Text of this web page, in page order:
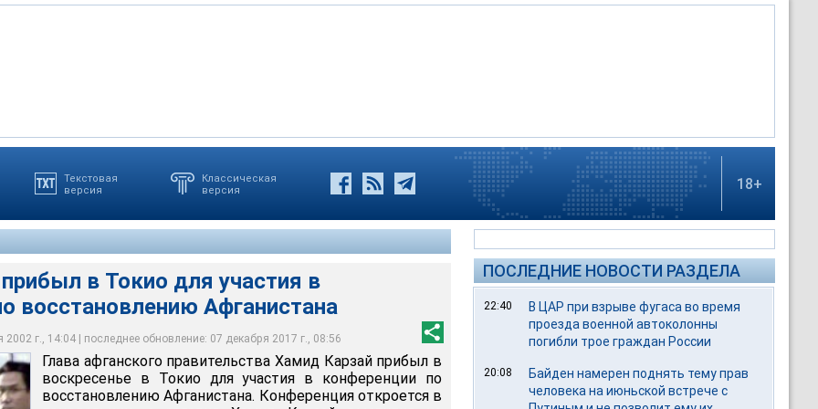
Текстовая
версия
Классическая
версия
18+
в Токио для участия в
восстановлению Афганистана
г., 14:04 | последнее обновление: 07 декабря 2017 г., 08:56
в Токио для участия в конференции по восстановлению
на приеме, который устроил глава МИД Японии в честь
с призывом оказать весомую помощь Афганистану
народ Афганистана "возлагает большие надежды на Токийскую
в Японию из Саудовской Аравии, в которой он был с
визитом в качестве главы Афганистана
будут участвовать более 60 стран-доноров, среди
Саудовская Аравия и ЕС
Глава афганского правительства Хамид Карзай прибыл в
воскресенье в Токио для участия в конференции по
восстановлению Афганистана. Конференция откроется в
ПОСЛЕДНИЕ НОВОСТИ РАЗДЕЛА
22:40
В ЦАР при взрыве фугаса во время
проезда военной автоколонны
погибли трое граждан России
20:08
Байден намерен поднять тему прав
человека на июньской встрече с